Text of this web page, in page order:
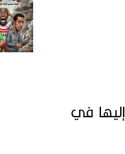
في